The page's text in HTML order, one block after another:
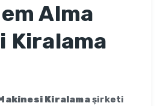
Alma
Kiralama
Kiralamaşirketi